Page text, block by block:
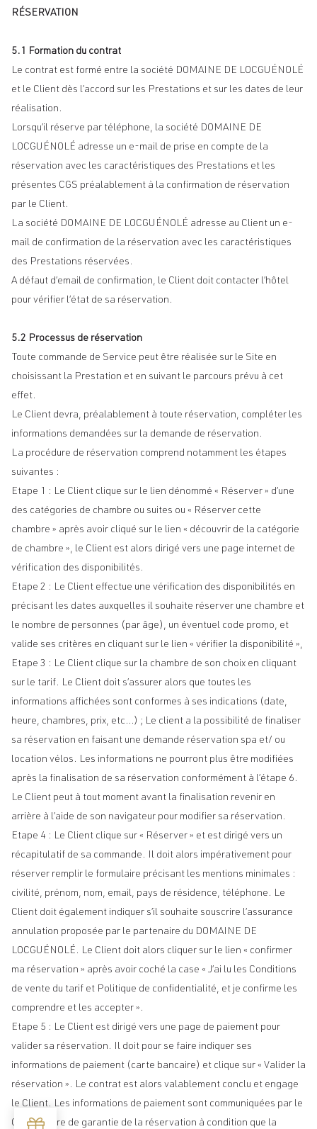
RÉSERVATION
5.1 Formation du contrat
Le contrat est formé entre la société DOMAINE DE LOCGUÉNOLÉ
et le Client dès l’accord sur les Prestations et sur les dates de leur
réalisation.
Lorsqu’il réserve par téléphone, la société DOMAINE DE
LOCGUÉNOLÉ adresse un e-mail de prise en compte de la
réservation avec les caractéristiques des Prestations et les
présentes CGS préalablement à la confirmation de réservation
par le Client.
La société DOMAINE DE LOCGUÉNOLÉ adresse au Client un e-
mail de confirmation de la réservation avec les caractéristiques
des Prestations réservées.
A défaut d’email de confirmation, le Client doit contacter l’hôtel
pour vérifier l’état de sa réservation.
5.2 Processus de réservation
Toute commande de Service peut être réalisée sur le Site en
choisissant la Prestation et en suivant le parcours prévu à cet
effet.
Le Client devra, préalablement à toute réservation, compléter les
informations demandées sur la demande de réservation.
La procédure de réservation comprend notamment les étapes
suivantes :
Etape 1 : Le Client clique sur le lien dénommé « Réserver » d’une
des catégories de chambre ou suites ou « Réserver cette
chambre » après avoir cliqué sur le lien « découvrir de la catégorie
de chambre », le Client est alors dirigé vers une page internet de
vérification des disponibilités.
Etape 2 : Le Client effectue une vérification des disponibilités en
précisant les dates auxquelles il souhaite réserver une chambre et
le nombre de personnes (par âge), un éventuel code promo, et
valide ses critères en cliquant sur le lien « vérifier la disponibilité »,
Etape 3 : Le Client clique sur la chambre de son choix en cliquant
sur le tarif. Le Client doit s’assurer alors que toutes les
informations affichées sont conformes à ses indications (date,
heure, chambres, prix, etc…) ; Le client a la possibilité de finaliser
sa réservation en faisant une demande réservation spa et/ ou
location vélos. Les informations ne pourront plus être modifiées
après la finalisation de sa réservation conformément à l’étape 6.
Le Client peut à tout moment avant la finalisation revenir en
arrière à l’aide de son navigateur pour modifier sa réservation.
Etape 4 : Le Client clique sur « Réserver » et est dirigé vers un
récapitulatif de sa commande. Il doit alors impérativement pour
réserver remplir le formulaire précisant les mentions minimales :
civilité, prénom, nom, email, pays de résidence, téléphone. Le
Client doit également indiquer s’il souhaite souscrire l’assurance
annulation proposée par le partenaire du DOMAINE DE
LOCGUÉNOLÉ. Le Client doit alors cliquer sur le lien « confirmer
ma réservation » après avoir coché la case « J’ai lu les Conditions
de vente du tarif et Politique de confidentialité, et je confirme les
comprendre et les accepter ».
Etape 5 : Le Client est dirigé vers une page de paiement pour
valider sa réservation. Il doit pour se faire indiquer ses
informations de paiement (carte bancaire) et clique sur « Valider la
réservation ». Le contrat est alors valablement conclu et engage
le Client. Les informations de paiement sont communiquées par le
Client à titre de garantie de la réservation à condition que la